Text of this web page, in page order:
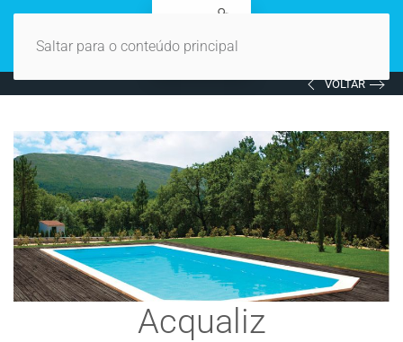
Saltar para o conteúdo principal
VOLTAR
Acqualiz